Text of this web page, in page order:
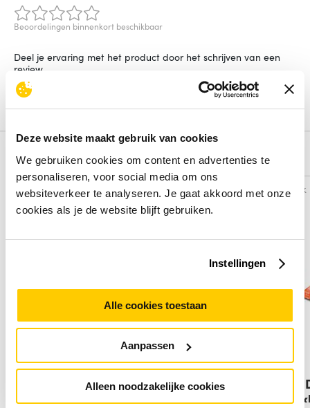
Deze website maakt gebruik van cookies
We gebruiken cookies om content en advertenties te
personaliseren, voor social media om ons
websiteverkeer te analyseren. Je gaat akkoord met onze
cookies als je de website blijft gebruiken.
Instellingen
Alle cookies toestaan
Aanpassen
Alleen noodzakelijke cookies
Beoordelingen binnenkort beschikbaar
Deel je ervaring met het product door het schrijven van een
review.
Schrijf een review
Alternatieven
Vergelijk
Digitus DK-1617-0025/B
netwerkkabel Blauw
Vergelijk
Digitus